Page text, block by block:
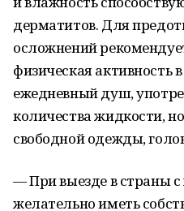
дерматитов. Для
осложнений
физическая активность
ежедневный душ,
количества жидкости,
свободной одежды,
— При выезде в страны
желательно иметь